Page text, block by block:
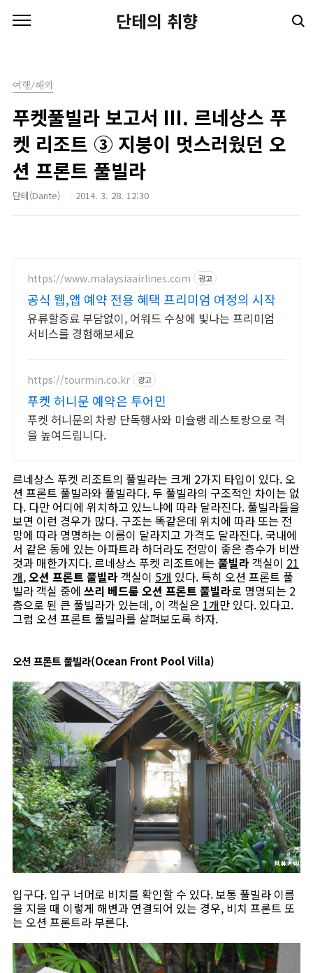
단테의 취향
여행/해외
푸켓풀빌라 보고서 III. 르네상스 푸
켓 리조트 ③ 지붕이 멋스러웠던 오
션 프론트 풀빌라
단테(Dante) 2014. 3. 28. 12:30
https://www.malaysiaairlines.com 광고
공식 웹,앱 예약 전용 혜택 프리미엄 여정의 시작
유류할증료 부담없이, 어워드 수상에 빛나는 프리미엄
서비스를 경험해보세요
https://tourmin.co.kr 광고
푸켓 허니문 예약은 투어민
푸켓 허니문의 차량 단독행사와 미슐랭 레스토랑으로 격
을 높여드립니다.
르네상스 푸켓 리조트의 풀빌라는 크게 2가지 타입이 있다. 오
션 프론트 풀빌라와 풀빌라다. 두 풀빌라의 구조적인 차이는 없
다. 다만 어디에 위치하고 있느냐에 따라 달라진다. 풀빌라들을
보면 이런 경우가 많다. 구조는 똑같은데 위치에 따라 또는 전
망에 따라 명명하는 이름이 달라지고 가격도 달라진다. 국내에
서 같은 동에 있는 아파트라 하더라도 전망이 좋은 층수가 비싼
것과 매한가지다. 르네상스 푸켓 리조트에는 풀빌라객실이 21
개,오션 프론트 풀빌라객실이 5개 있다. 특히 오션 프론트 풀
빌라 객실 중에 쓰리 베드룸 오션 프론트 풀빌라로 명명되는 2
층으로 된 큰 풀빌라가 있는데, 이 객실은 1개만 있다. 있다고.
그럼 오션 프론트 풀빌라를 살펴보도록 하자.
오션 프론트 풀빌라(Ocean Front Pool Villa)
입구다. 입구 너머로 비치를 확인할 수 있다. 보통 풀빌라 이름
을 지을 때 이렇게 해변과 연결되어 있는 경우, 비치 프론트 또
는 오션 프론트라 부른다.